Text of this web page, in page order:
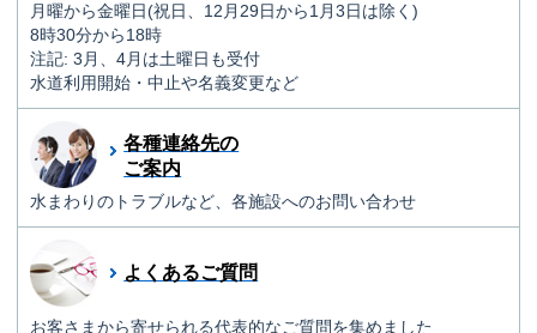
月曜から金曜日(祝日、12月29日から1月3日は除く)
8時30分から18時
注記: 3月、4月は土曜日も受付
水道利用開始・中止や名義変更など
各種連絡先の
ご案内
水まわりのトラブルなど、各施設へのお問い合わせ
よくあるご質問
お客さまから寄せられる代表的なご質問を集めました